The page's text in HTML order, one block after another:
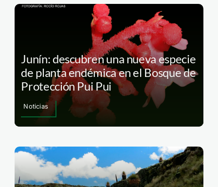
Junín: descubren una nueva especie
de planta endémica en el Bosque de
Protección Pui Pui
Noticias